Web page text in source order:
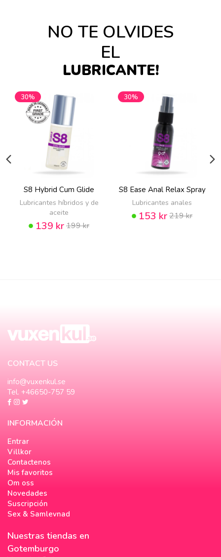
NO TE OLVIDES
EL
LUBRICANTE!
30%
S8 Hybrid Cum Glide
Lubricantes híbridos y de
aceite
139 kr199 kr
30%
S8 Ease Anal Relax Spray
Lubricantes anales
153 kr219 kr
CONTACT US
info@vuxenkul.se
Tel. +46650-757 59
INFORMACIÓN
Entrar
Villkor
Contactenos
Mis favoritos
Om oss
Novedades
Suscripción
Sex & Samlevnad
Nuestras tiendas en
Gotemburgo